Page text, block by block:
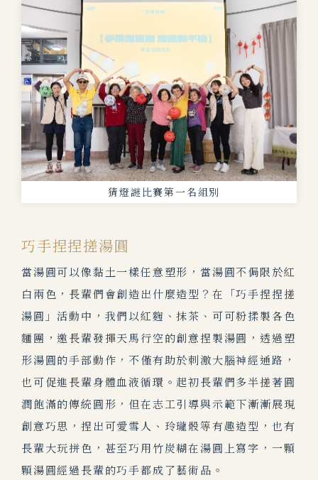
猜燈謎比賽第一名組別
巧手捏捏搓湯圓
當湯圓可以像黏土一樣任意塑形，當湯圓不侷限於紅
白兩色，長輩們會創造出什麼造型？在「巧手捏捏搓
湯圓」活動中，我們以紅麴、抹茶、可可粉揉製各色
麵團，邀長輩發揮天馬行空的創意捏製湯圓，透過塑
形湯圓的手部動作，不僅有助於刺激大腦神經通路，
也可促進長輩身體血液循環。起初長輩們多半搓著圓
潤飽滿的傳統圓形，但在志工引導與示範下漸漸展現
創意巧思，捏出可愛雪人、玲瓏骰等有趣造型，也有
長輩大玩拼色，甚至巧用竹炭糊在湯圓上寫字， 一顆
顆湯圓經過長輩的巧手都成了藝術品。